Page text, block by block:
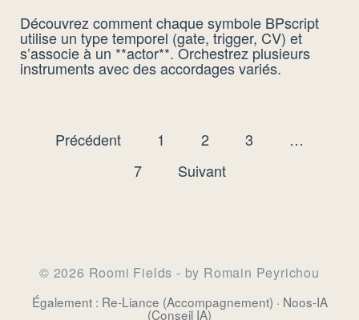
Découvrez comment chaque symbole BPscript
utilise un type temporel (gate, trigger, CV) et
s’associe à un **actor**. Orchestrez plusieurs
instruments avec des accordages variés.
Pagination des publications
Précédent 1 2 3
…
7
Suivant
© 2026 Roomi Fields - by Romain Peyrichou
Également : Re-Liance (Accompagnement) · Noos-IA
(Conseil IA)